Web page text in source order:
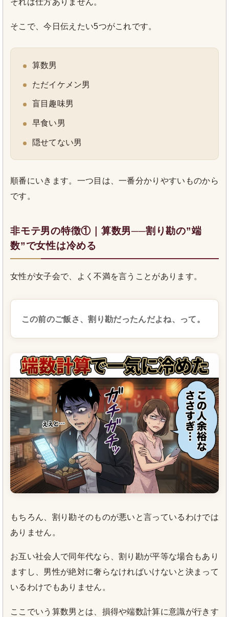
それは仕方ありません。
そこで、今日伝えたい5つがこれです。
算数男
ただイケメン男
盲目趣味男
早食い男
隠せてない男
順番にいきます。一つ目は、一番分かりやすいものから
です。
非モテ男の特徴①｜算数男──割り勘の”端
数”で女性は冷める
女性が女子会で、よく不満を言うことがあります。
この前のご飯さ、割り勘だったんだよね、って。
もちろん、割り勘そのものが悪いと言っているわけでは
ありません。
お互い社会人で同年代なら、割り勘が平等な場合もあり
ますし、男性が絶対に奢らなければいけないと決まって
いるわけでもありません。
ここでいう算数男とは、損得や端数計算に意識が行きす